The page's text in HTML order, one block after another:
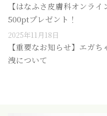
【はなふさ皮膚科オンラ
500ptプレゼント！
2025年11月18日
【重要なお知らせ】エガ
洩について